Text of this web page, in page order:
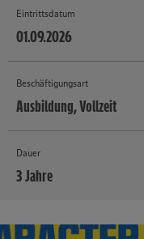
Eintrittsdatum
01.09.2026
Beschäftigungsart
Ausbildung, Vollzeit
Dauer
3 Jahre